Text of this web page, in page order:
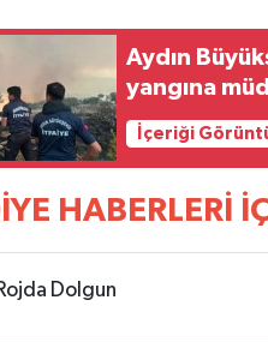
Aydın
yangına
İçeriği
HABERLERİ
Dolgun